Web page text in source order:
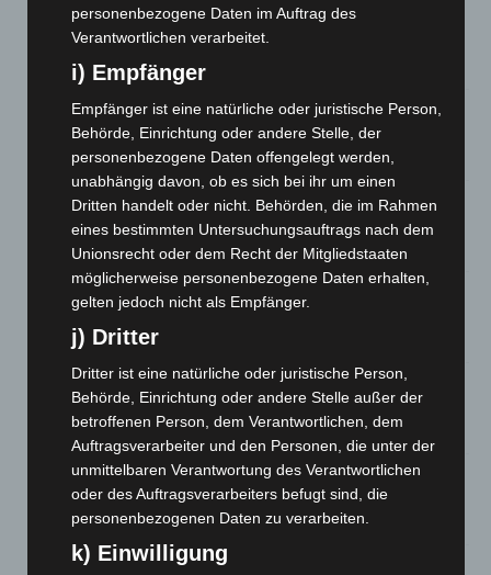
Kunst trifft Weingenuss: Barbara-Susann Mehring zeigt ihre
Werke im Jacques’ Wein-Depot Isernhagen
8. August 2026
A2: Zweite Turbobaustelle startet zwischen Hannover-West
und Bothfeld
8. August 2026
Niedersachsen: Feuerwehrkräfte kehren nach
Waldbrandeinsatz aus Spanien zurück
7. August 2026
Hannover: Erste Tigermücken-Population in Niedersachsen
entdeckt
7. August 2026
Brand im „Haus der Begegnung“ in Neuwarmbüchen schnell
eingedämmt
6. August 2026
Region Hannover: 21 neue Notfallsanitäter starten beim
Roten Kreuz
5. August 2026
Mann läuft mit Hockeyschläger über A7 – Polizei sucht
personenbezogene Daten im Auftrag des
Verantwortlichen verarbeitet.
i) Empfänger
Empfänger ist eine natürliche oder juristische Person,
Behörde, Einrichtung oder andere Stelle, der
personenbezogene Daten offengelegt werden,
unabhängig davon, ob es sich bei ihr um einen
Dritten handelt oder nicht. Behörden, die im Rahmen
eines bestimmten Untersuchungsauftrags nach dem
Unionsrecht oder dem Recht der Mitgliedstaaten
möglicherweise personenbezogene Daten erhalten,
gelten jedoch nicht als Empfänger.
j) Dritter
Dritter ist eine natürliche oder juristische Person,
Behörde, Einrichtung oder andere Stelle außer der
betroffenen Person, dem Verantwortlichen, dem
Auftragsverarbeiter und den Personen, die unter der
unmittelbaren Verantwortung des Verantwortlichen
oder des Auftragsverarbeiters befugt sind, die
personenbezogenen Daten zu verarbeiten.
k) Einwilligung